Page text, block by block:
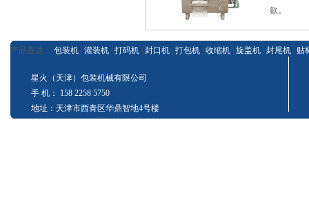
欲。
产品直达： 包装机 灌装机 打码机 封口机 打包机 收缩机 旋盖机 封尾机 贴
星火（天津）包装机械有限公司
手 机： 158 2258 5750
地址：天津市西青区华鼎智地4号楼